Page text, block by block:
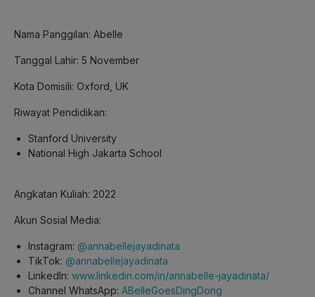
Nama Panggilan: Abelle
Tanggal Lahir: 5 November
Kota Domisili: Oxford, UK
Riwayat Pendidikan:
Stanford University
National High Jakarta School
Angkatan Kuliah: 2022
Akun Sosial Media:
Instagram: @annabellejayadinata
TikTok: @annabellejayadinata
LinkedIn: www.linkedin.com/in/annabelle-jayadinata/
Channel WhatsApp: ABelleGoesDingDong